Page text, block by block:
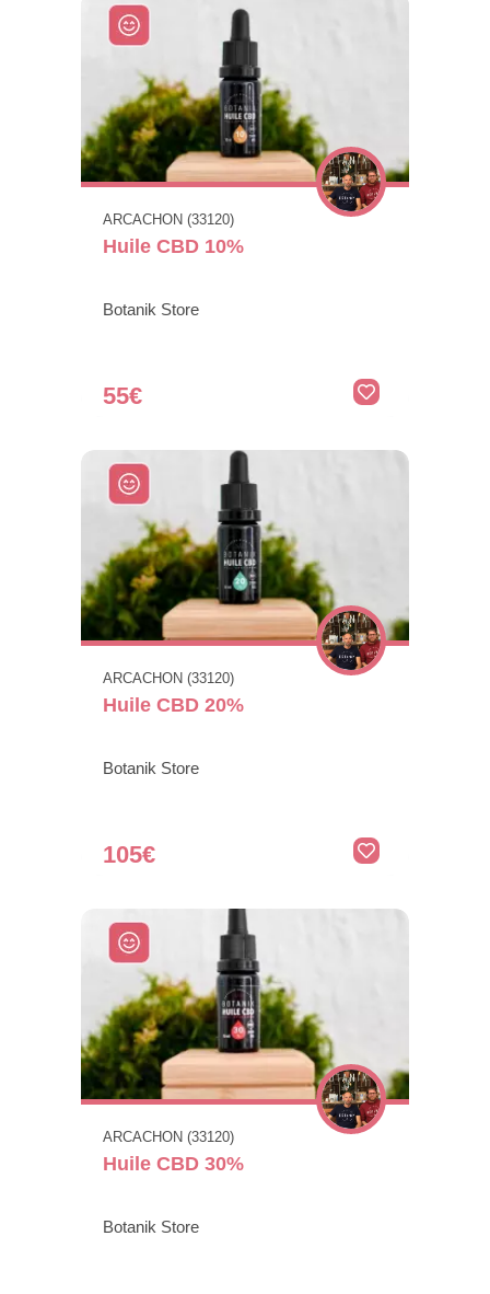
ARCACHON (33120)
Huile CBD 10%
Botanik Store
55€
ARCACHON (33120)
Huile CBD 20%
Botanik Store
105€
ARCACHON (33120)
Huile CBD 30%
Botanik Store